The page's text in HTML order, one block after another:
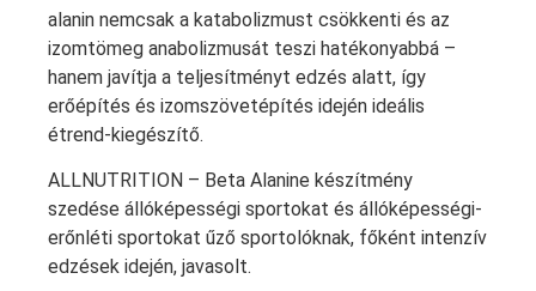
alanin nemcsak a katabolizmust csökkenti és az
izomtömeg anabolizmusát teszi hatékonyabbá –
hanem javítja a teljesítményt edzés alatt, így
erőépítés és izomszövetépítés idején ideális
étrend-kiegészítő.
ALLNUTRITION – Beta Alanine készítmény
szedése állóképességi sportokat és állóképességi-
erőnléti sportokat űző sportolóknak, főként intenzív
edzések idején, javasolt.